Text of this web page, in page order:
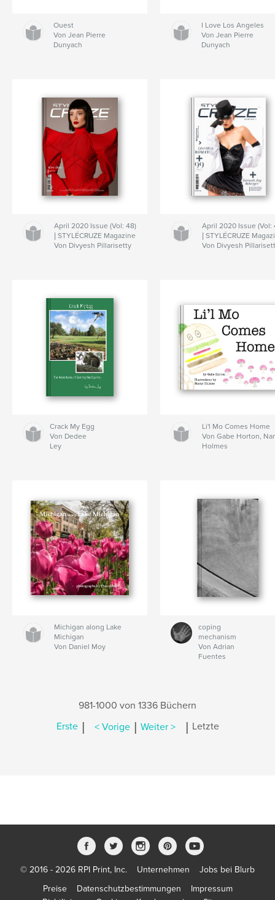
Ouest
Von Jean Pierre
Dunyach
I Love Los Angeles
Von Jean Pierre
Dunyach
April 2020 Issue (Vol: 48)
| STYLÉCRUZE Magazine
Von Divyesh Pillarisetty
April 2020 Issue (Vol:
| STYLÉCRUZE
Von Divyesh
Crack My Egg
Von Dedee
Ley
Li'l Mo Comes Home
Von Gabe Horton,
Holmes
Michigan along Lake
Michigan
Von Daniel Moy
coping
mechanism
Von Adrian
Fuentes
981-1000 von 1336 Büchern
Erste | < Vorige | Weiter > | Letzte
© 2016 - 2026 RPI Print, Inc. Unternehmen
Jobs bei Blurb
Preise
Datenschutzbestimmungen
Impressum